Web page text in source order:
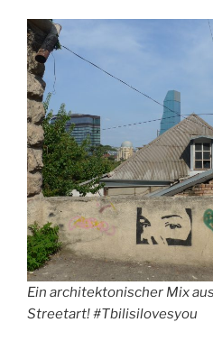
Ein architektonischer Mix
Streetart! #Tbilisilovesyou